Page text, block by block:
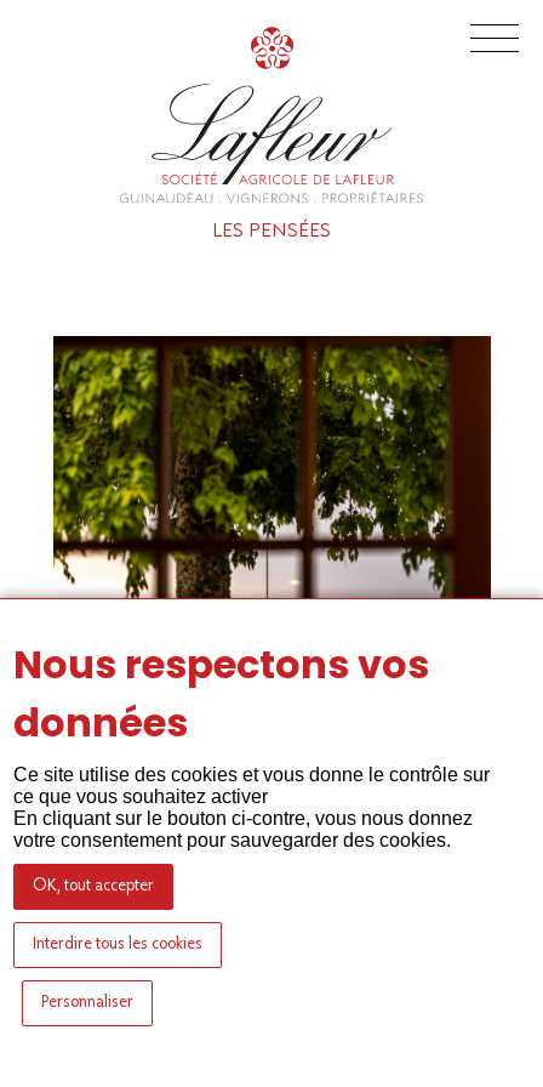
LES PENSÉES
Nous respectons vos
données
Ce site utilise des cookies et vous donne le contrôle sur
ce que vous souhaitez activer
En cliquant sur le bouton ci-contre, vous nous donnez
votre consentement pour sauvegarder des cookies.
OK, tout accepter
Interdire tous les cookies
Personnaliser